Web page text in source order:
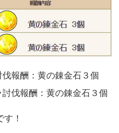
報酬：黄の錬金石３個
伐報酬：黄の錬金石３個
す！